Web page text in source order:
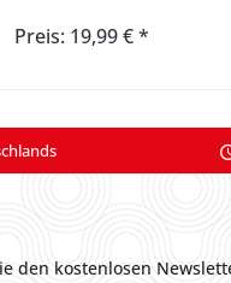
Preis: 19,99 € *
den kostenlosen